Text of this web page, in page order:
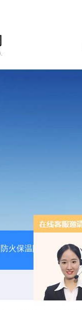
火保温隔音降噪）